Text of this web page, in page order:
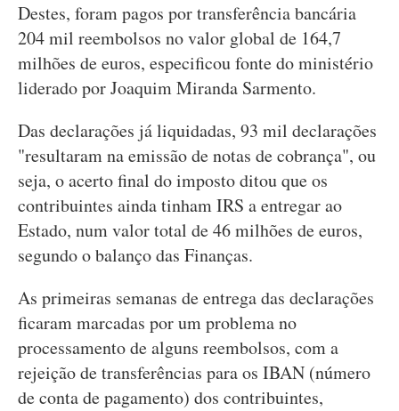
Destes, foram pagos por transferência bancária
204 mil reembolsos no valor global de 164,7
milhões de euros, especificou fonte do ministério
liderado por Joaquim Miranda Sarmento.
Das declarações já liquidadas, 93 mil declarações
"resultaram na emissão de notas de cobrança", ou
seja, o acerto final do imposto ditou que os
contribuintes ainda tinham IRS a entregar ao
Estado, num valor total de 46 milhões de euros,
segundo o balanço das Finanças.
As primeiras semanas de entrega das declarações
ficaram marcadas por um problema no
processamento de alguns reembolsos, com a
rejeição de transferências para os IBAN (número
de conta de pagamento) dos contribuintes,